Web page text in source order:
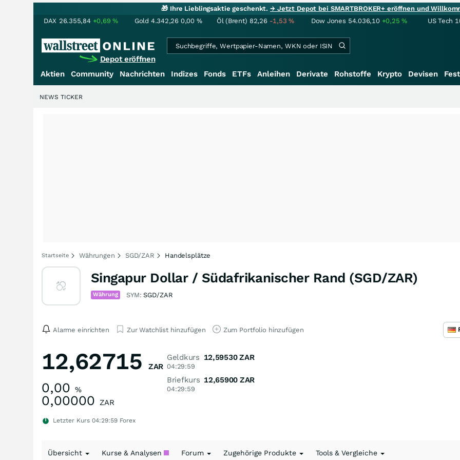
🎁 Ihre Lieblingsaktie geschenkt.→ Jetzt Depot bei SMARTBROKER+ eröffnen und
DAX 26.355,84 +0,69% Gold 4.342,26 0,00 % Öl (Brent) 82,26 -1,53% Dow Jones 54.036,10 +0,25% US Tech
Depot eröffnen
Aktien Community Nachrichten Indizes Fonds ETFs Anleihen Derivate Rohstoffe Krypto Devisen
NEWS TICKER
Startseite Währungen SGD/ZAR Handelsplätze
Singapur Dollar / Südafrikanischer Rand (SGD/ZAR)
Währung SYM:SGD/ZAR
Alarme einrichten Zur Watchlist hinzufügen Zum Portfolio hinzufügen
12,62715 ZAR
0,00 %
0,00000 ZAR
Letzter Kurs 04:29:59 Forex
Geldkurs
04:29:59
12,59530 ZAR
Briefkurs
04:29:59
12,65900 ZAR
Übersicht Kurse & Analysen Forum Zugehörige Produkte Tools & Vergleiche